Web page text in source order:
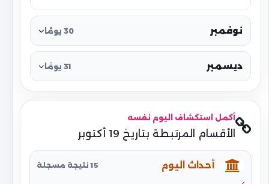
نوفمبر 30 يومًا
ديسمبر 31 يومًا
أكمل استكشاف اليوم نفسه
الأقسام المرتبطة بتاريخ 19 أكتوبر
أحداث اليوم 15 نتيجة مسجلة